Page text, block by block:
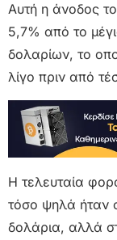
Αυτή η άνοδος
5,7% από το
δολαρίων, το
λίγο πριν από
Η τελευταία
τόσο ψηλά ήταν
δολάρια, αλλά